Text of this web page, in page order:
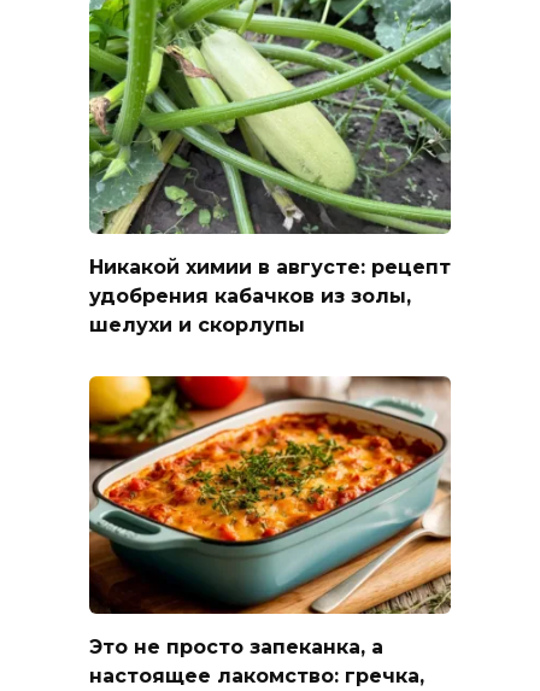
Никакой химии в августе: рецепт
удобрения кабачков из золы,
шелухи и скорлупы
Это не просто запеканка, а
настоящее лакомство: гречка,